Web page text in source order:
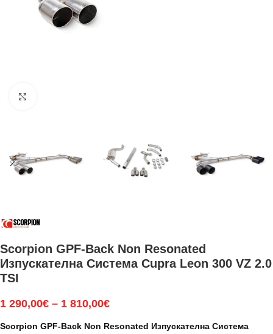
Scorpion GPF-Back Non Resonated
Изпускателна Система Cupra Leon 300 VZ 2.0
TSI
1 290,00€ – 1 810,00€
Scorpion GPF-Back Non Resonated Изпускателна Система